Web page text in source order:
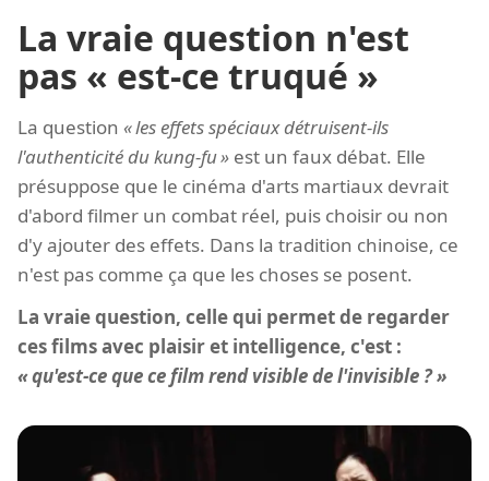
La vraie question n'est
pas « est-ce truqué »
La question
les effets spéciaux détruisent-ils
l'authenticité du kung-fu
est un faux débat. Elle
présuppose que le cinéma d'arts martiaux devrait
d'abord filmer un combat réel, puis choisir ou non
d'y ajouter des effets. Dans la tradition chinoise, ce
n'est pas comme ça que les choses se posent.
La vraie question, celle qui permet de regarder
ces films avec plaisir et intelligence, c'est :
qu'est-ce que ce film rend visible de l'invisible ?